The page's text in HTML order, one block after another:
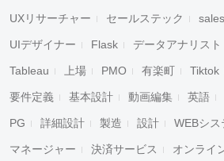
UXリサーチャー セールステック
UIデザイナー Flask データアナリスト
Tableau 上場 PMO 有楽町 Tiktok
要件定義 基本設計 動画編集 英語
PG 詳細設計 製造 設計 WEBシス
マネージャー 決済サービス オンライ